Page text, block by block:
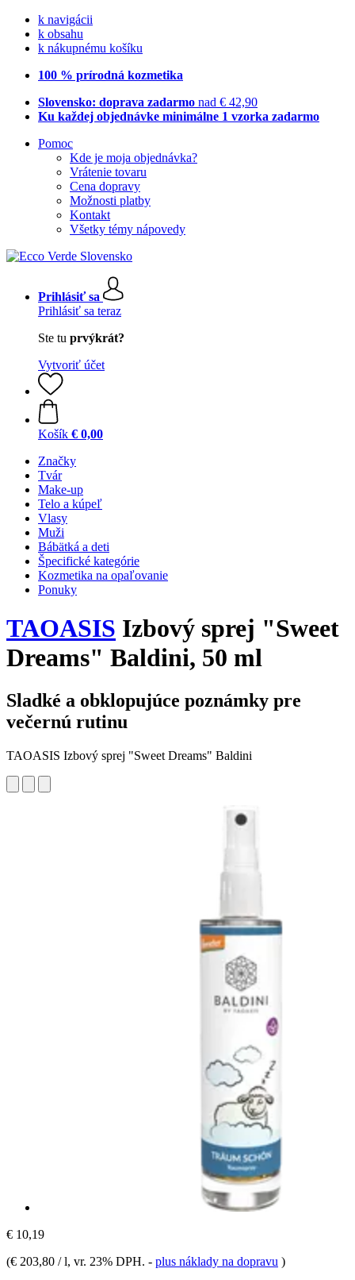
k navigácii
k obsahu
k nákupnému košíku
100 % prírodná kozmetika
Slovensko: doprava zadarmo nad € 42,90
Ku každej objednávke minimálne 1 vzorka zadarmo
Pomoc
Kde je moja objednávka?
Vrátenie tovaru
Cena dopravy
Možnosti platby
Kontakt
Všetky témy nápovedy
Prihlásiť sa
Prihlásiť sa teraz
Ste tu prvýkrát?
Vytvoriť účet
Košík € 0,00
Značky
Tvár
Make-up
Telo a kúpeľ
Vlasy
Muži
Bábätká a deti
Špecifické kategórie
Kozmetika na opaľovanie
Ponuky
TAOASIS Izbový sprej "Sweet
Dreams" Baldini, 50 ml
Sladké a obklopujúce poznámky pre
večernú rutinu
TAOASIS Izbový sprej "Sweet Dreams" Baldini
€ 10,19
(€ 203,80 / l, vr. 23% DPH. - plus náklady na dopravu )